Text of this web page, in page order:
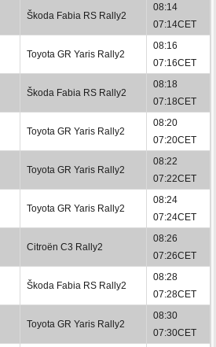
Škoda Fabia RS Rally2
08:14
07:14CET
Toyota GR Yaris Rally2
08:16
07:16CET
Škoda Fabia RS Rally2
08:18
07:18CET
Toyota GR Yaris Rally2
08:20
07:20CET
Toyota GR Yaris Rally2
08:22
07:22CET
Toyota GR Yaris Rally2
08:24
07:24CET
Citroën C3 Rally2
08:26
07:26CET
Škoda Fabia RS Rally2
08:28
07:28CET
Toyota GR Yaris Rally2
08:30
07:30CET